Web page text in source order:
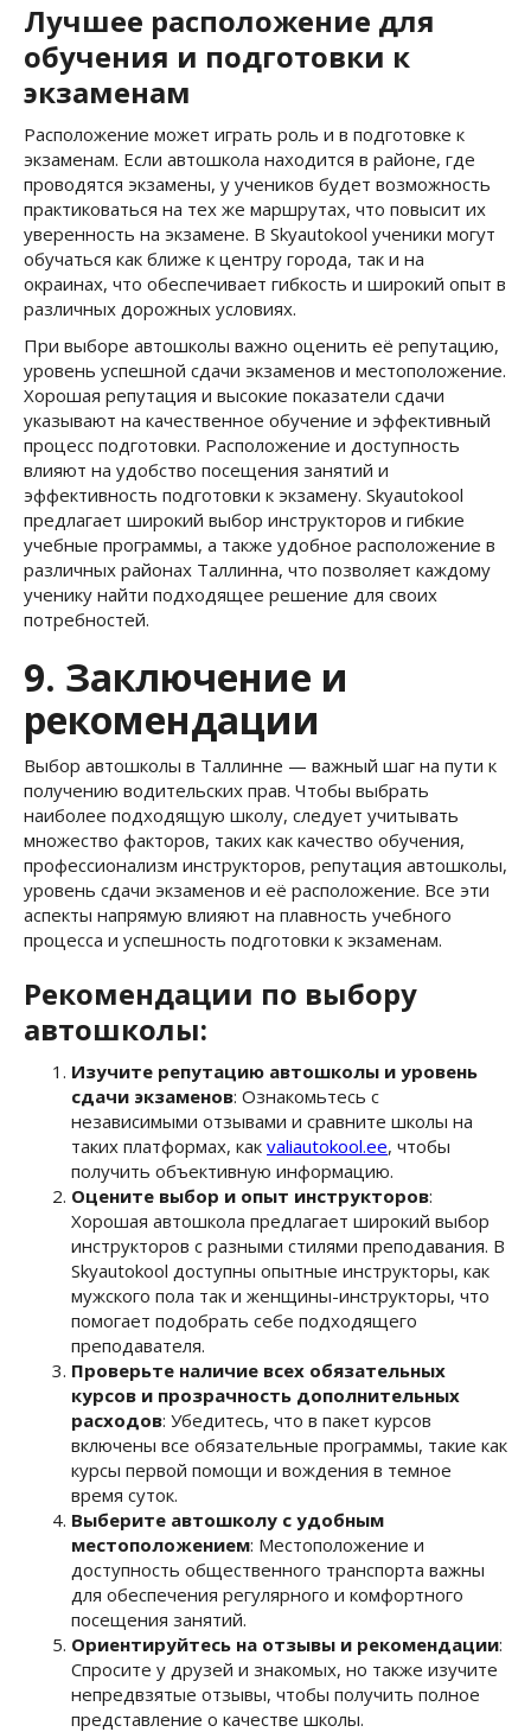
Лучшее расположение для
обучения и подготовки к
экзаменам
Расположение может играть роль и в подготовке к
экзаменам. Если автошкола находится в районе, где
проводятся экзамены, у учеников будет возможность
практиковаться на тех же маршрутах, что повысит их
уверенность на экзамене. В Skyautokool ученики могут
обучаться как ближе к центру города, так и на
окраинах, что обеспечивает гибкость и широкий опыт в
различных дорожных условиях.
При выборе автошколы важно оценить её репутацию,
уровень успешной сдачи экзаменов и местоположение.
Хорошая репутация и высокие показатели сдачи
указывают на качественное обучение и эффективный
процесс подготовки. Расположение и доступность
влияют на удобство посещения занятий и
эффективность подготовки к экзамену. Skyautokool
предлагает широкий выбор инструкторов и гибкие
учебные программы, а также удобное расположение в
различных районах Таллинна, что позволяет каждому
ученику найти подходящее решение для своих
потребностей.
9. Заключение и
рекомендации
Выбор автошколы в Таллинне — важный шаг на пути к
получению водительских прав. Чтобы выбрать
наиболее подходящую школу, следует учитывать
множество факторов, таких как качество обучения,
профессионализм инструкторов, репутация автошколы,
уровень сдачи экзаменов и её расположение. Все эти
аспекты напрямую влияют на плавность учебного
процесса и успешность подготовки к экзаменам.
Рекомендации по выбору
автошколы:
Изучите репутацию автошколы и уровень
сдачи экзаменов: Ознакомьтесь с
независимыми отзывами и сравните школы на
таких платформах, как valiautokool.ee, чтобы
получить объективную информацию.
Оцените выбор и опыт инструкторов:
Хорошая автошкола предлагает широкий выбор
инструкторов с разными стилями преподавания. В
Skyautokool доступны опытные инструкторы, как
мужского пола так и женщины-инструкторы, что
помогает подобрать себе подходящего
преподавателя.
Проверьте наличие всех обязательных
курсов и прозрачность дополнительных
расходов: Убедитесь, что в пакет курсов
включены все обязательные программы, такие как
курсы первой помощи и вождения в темное
время суток.
Выберите автошколу с удобным
местоположением: Местоположение и
доступность общественного транспорта важны
для обеспечения регулярного и комфортного
посещения занятий.
Ориентируйтесь на отзывы и рекомендации:
Спросите у друзей и знакомых, но также изучите
непредвзятые отзывы, чтобы получить полное
представление о качестве школы.